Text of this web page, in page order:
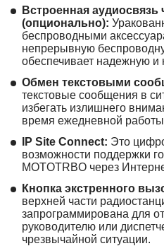
Встроенная аудиосвязь
(опционально):
беспроводными
непрерывную
обеспечивает надежную и
Обмен текстовыми
текстовые сообщения в
избегать излишнего
время ежедневной
IP Site Connect: Это
возможности поддержки
MOTOTRBO через
Кнопка экстренного
верхней части
запрограммирована для
руководителю или
чрезвычайной ситуации.